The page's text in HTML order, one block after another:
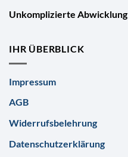
Unkomplizierte Abwicklung
IHR ÜBERBLICK
Impressum
AGB
Widerrufsbelehrung
Datenschutzerklärung